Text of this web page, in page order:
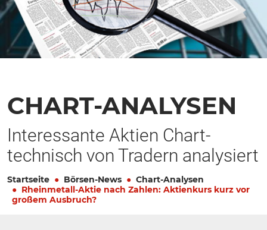
CHART-ANALYSEN
Interessante Aktien Chart-
technisch von Tradern analysiert
Startseite Börsen-News
Chart-Analysen
Rheinmetall-Aktie nach Zahlen: Aktienkurs kurz vor
großem Ausbruch?